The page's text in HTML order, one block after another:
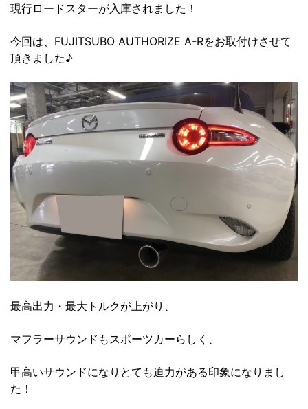
現行ロードスターが入庫されました！
今回は、FUJITSUBO AUTHORIZE A-Rをお取付けさせて
頂きました♪
最高出力・最大トルクが上がり、
マフラーサウンドもスポーツカーらしく、
甲高いサウンドになりとても迫力がある印象になりまし
た！